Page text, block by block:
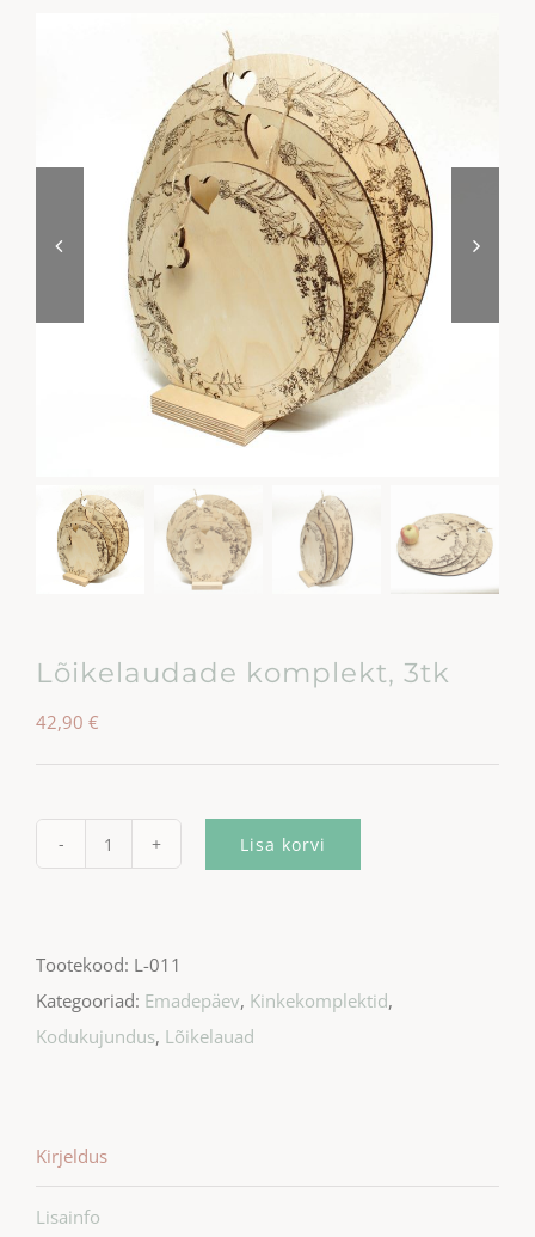
Lõikelaudade komplekt, 3tk
42,90 €
Lõikelaudade
kogus
Lisa korvi
Tootekood: L-011
Kategooriad: Emadepäev, Kinkekomplektid,
Kodukujundus, Lõikelauad
Kirjeldus
Lisainfo